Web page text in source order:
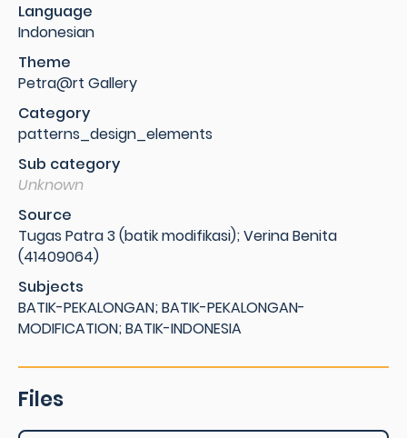
Language
Indonesian
Theme
Petra@rt Gallery
Category
patterns_design_elements
Sub category
Unknown
Source
Tugas Patra 3 (batik modifikasi); Verina Benita
(41409064)
Subjects
BATIK-PEKALONGAN; BATIK-PEKALONGAN-
MODIFICATION; BATIK-INDONESIA
Files